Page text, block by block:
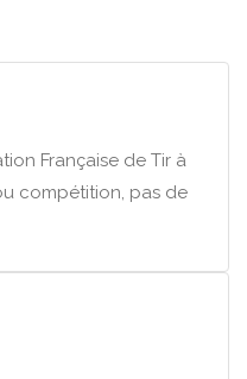
Française de Tir à
compétition, pas de